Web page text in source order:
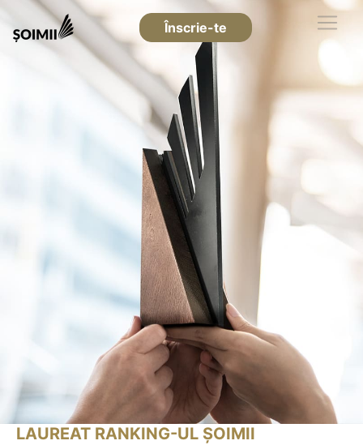
Înscrie-te
LAUREAT RANKING-UL ȘOIMII